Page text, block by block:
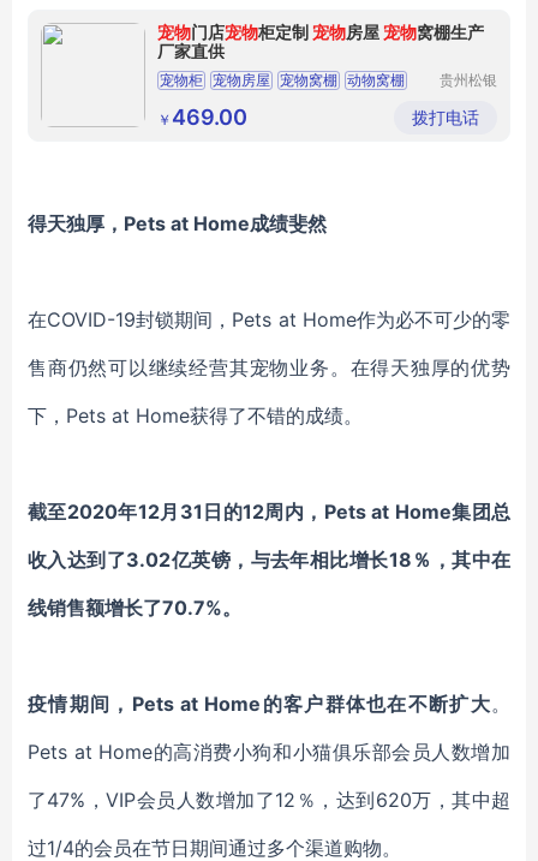
宠物门店宠物柜定制 宠物房屋 宠物窝棚生产
厂家直供
宠物柜 宠物房屋 宠物窝棚 动物窝棚
宠物柜定制
贵州松银
公司
￥ 469.00 拨打电话
得天独厚， Pets at Home成绩斐然
在COVID-19封锁期间 ， Pets at Home作为必不可少的零
售商仍然可以继续经营其宠物业务。 在得天独厚的优势
下， Pets at Home获得了不错的成绩。
截至2020年12月31日的12周内，Pets at Home集团总
收入达到了3.02亿英镑， 与去年相比增长18％ ，其中在
线销售额增长了70.7%。
疫情期间， Pets at Home 的客户群体也在不断扩大。
Pets at Home的高消费小狗和小猫俱乐部会员人数增加
了47%，VIP会员人数增加了12％，达到620万，其中超
过1/4的会员在节日期间通过多个渠道购物。